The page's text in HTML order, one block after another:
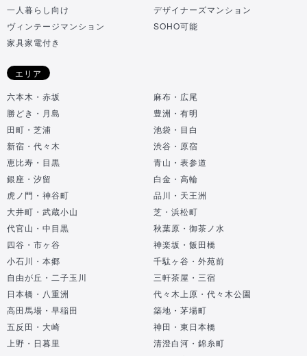
一人暮らし向け
デザイナーズマンション
ヴィンテージマンション
SOHO可能
家具家電付き
エリア
六本木・赤坂
麻布・広尾
勝どき・月島
豊洲・有明
田町・芝浦
池袋・目白
新宿・代々木
渋谷・原宿
恵比寿・目黒
青山・表参道
銀座・汐留
白金・高輪
虎ノ門・神谷町
品川・天王洲
大井町・武蔵小山
芝・浜松町
代官山・中目黒
秋葉原・御茶ノ水
四谷・市ヶ谷
神楽坂・飯田橋
小石川・本郷
千駄ヶ谷・外苑前
自由が丘・二子玉川
三軒茶屋・三宿
日本橋・八重洲
代々木上原・代々木公園
高田馬場・早稲田
築地・茅場町
五反田・大崎
神田・東日本橋
上野・日暮里
清澄白河・錦糸町